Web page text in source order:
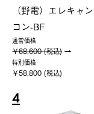
（野電）エレキャ
コン-BF
通常価格
￥68,600 (税込)
特別価格
￥58,800 (税込)
4